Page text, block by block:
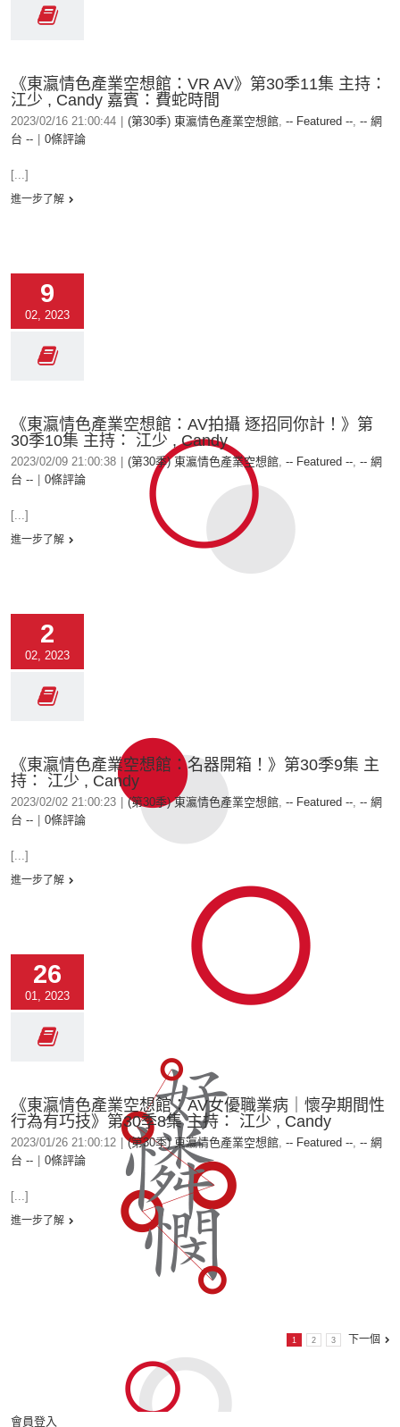
《東瀛情色產業空想館：VR AV》第30季11集 主持：
江少 , Candy 嘉賓：費蛇時間
2023/02/16 21:00:44 (第30季) 東瀛情色產業空想館, -- Featured --, -- 網
台 --
0條評論
[...]
進一步了解
9
02, 2023
《東瀛情色產業空想館：AV拍攝 逐招同你計！》第
30季10集 主持： 江少 , Candy
2023/02/09 21:00:38 (第30季) 東瀛情色產業空想館, -- Featured --, -- 網
台 --
0條評論
[...]
進一步了解
2
02, 2023
《東瀛情色產業空想館：名器開箱！》第30季9集 主
持： 江少 , Candy
2023/02/02 21:00:23 (第30季) 東瀛情色產業空想館, -- Featured --, -- 網
台 --
0條評論
[...]
進一步了解
26
01, 2023
《東瀛情色產業空想館：AV女優職業病｜懷孕期間性
行為有巧技》第30季8集 主持： 江少 , Candy
2023/01/26 21:00:12 (第30季) 東瀛情色產業空想館, -- Featured --, -- 網
台 --
0條評論
[...]
進一步了解
1 2 3 下一個
會員登入